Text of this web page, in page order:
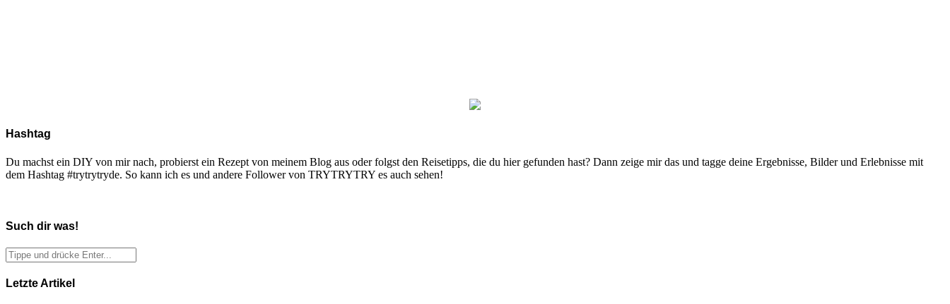
Hashtag
Du machst ein DIY von mir nach, probierst ein Rezept von meinem Blog aus oder folgst den Reisetipps, die du hier gefunden hast? Dann zeige mir das und tagge deine Ergebnisse, Bilder und Erlebnisse mit
dem Hashtag #trytrytryde. So kann ich es und andere Follower von TRYTRYTRY es auch sehen!
Such dir was!
Letzte Artikel